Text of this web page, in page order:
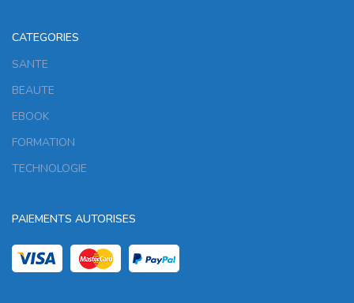
CATEGORIES
SANTE
BEAUTE
EBOOK
FORMATION
TECHNOLOGIE
PAIEMENTS AUTORISES